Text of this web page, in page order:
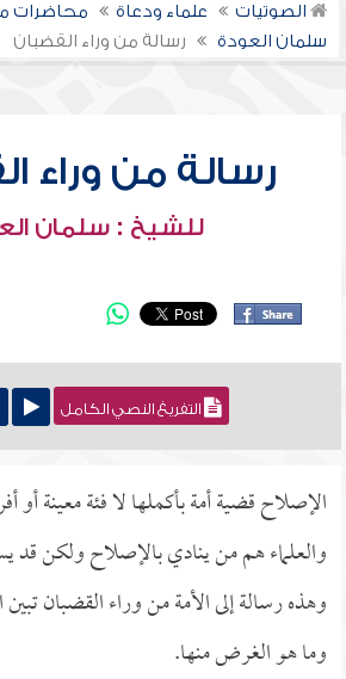
الصوتيات علماء ودعاة
محاضرات
سلمان العودة
رسالة من وراء القضبان
رسالة من وراء
للشيخ : سلمان
التفريغ النصي الكامل
الإصلاح قضية أمة بأكملها لا فئة معينة أو
والعلماء هم من ينادي بالإصلاح ولكن
وهذه رسالة إلى الأمة من وراء القضبان تبين
وما هو الغرض منها.